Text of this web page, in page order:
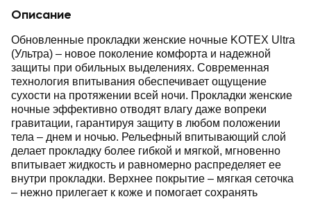
Описание
Обновленные прокладки женские ночные KOTEX Ultra
(Ультра) – новое поколение комфорта и надежной
защиты при обильных выделениях. Современная
технология впитывания обеспечивает ощущение
сухости на протяжении всей ночи. Прокладки женские
ночные эффективно отводят влагу даже вопреки
гравитации, гарантируя защиту в любом положении
тела – днем и ночью. Рельефный впитывающий слой
делает прокладку более гибкой и мягкой, мгновенно
впитывает жидкость и равномерно распределяет ее
внутри прокладки. Верхнее покрытие – мягкая сеточка
– нежно прилегает к коже и помогает сохранять